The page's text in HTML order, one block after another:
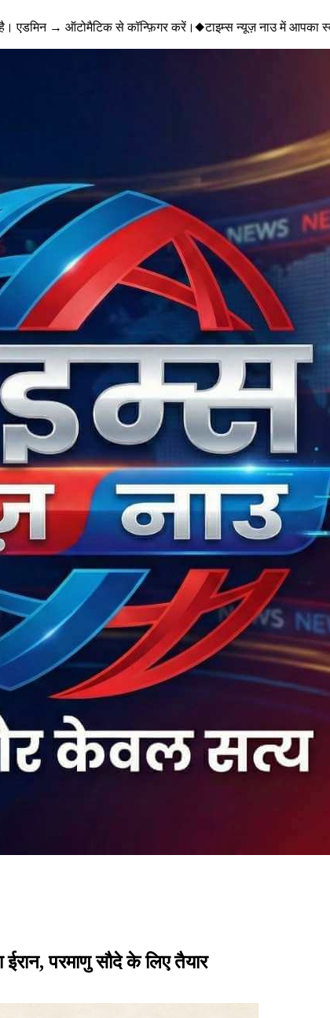
एडमिन → ऑटोमैटिक से कॉन्फ़िगर करें।◆ टाइम्स न्यूज़ नाउ में आपका
ईरान, परमाणु सौदे के लिए तैयार